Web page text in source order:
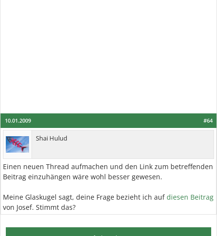
#64
10.01.2009
Shai Hulud
Einen neuen Thread aufmachen und den Link zum betreffenden
Beitrag einzuhängen wäre wohl besser gewesen.
Meine Glaskugel sagt, deine Frage bezieht ich aufdiesen Beitrag
von Josef. Stimmt das?